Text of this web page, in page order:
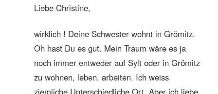
Liebe Christine,
wirklich ! Deine Schwester wohnt in Grömitz.
Oh hast Du es gut. Mein Traum wäre es ja
noch immer entweder auf Sylt oder in Grömitz
zu wohnen, leben, arbeiten. Ich weiss
ziemliche Unterschiedliche Ort. Aber ich liebe